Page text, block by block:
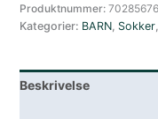
pakning
blå
Produktnummer:
Kategorier: BARN, Sokker
Beskrivelse